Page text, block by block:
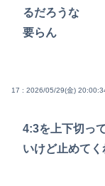
るだろうな
要らん
17 : 2026/05/29(金)
4:3を上下切っ
いけど止めてく